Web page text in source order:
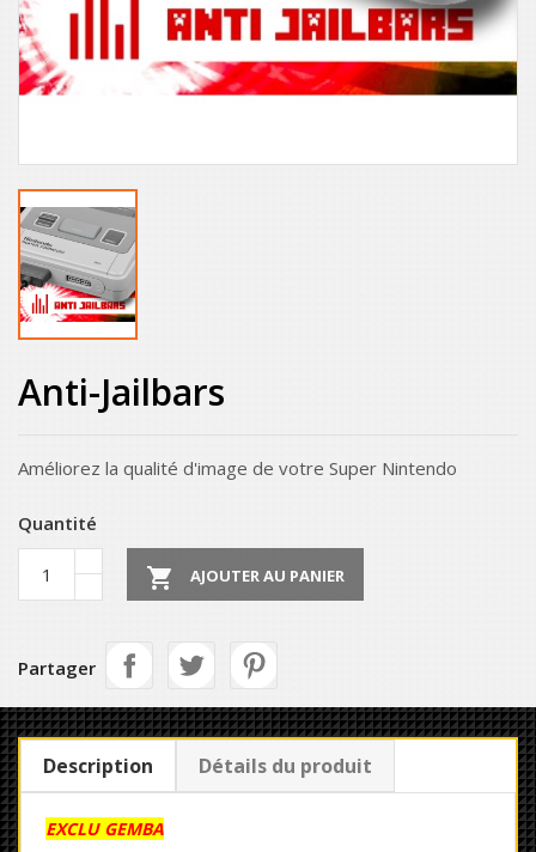
Anti-Jailbars
Améliorez la qualité d'image de votre Super Nintendo
Quantité
 AJOUTER AU PANIER
Partager
Description Détails du produit
EXCLU GEMBA